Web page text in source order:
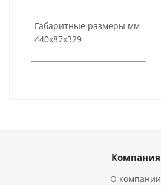
Габаритные размеры мм
440х87х329
Компания
О компании